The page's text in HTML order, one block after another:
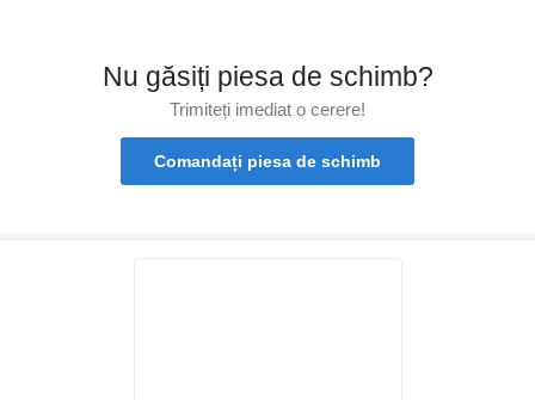
Nu găsiți piesa de schimb?
Trimiteți imediat o cerere!
Comandați piesa de schimb